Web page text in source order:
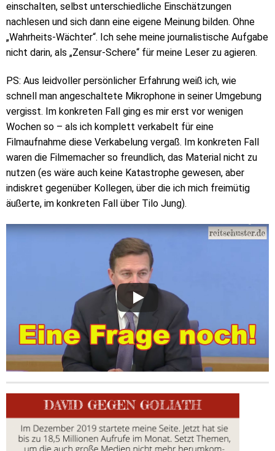
einschalten, selbst unterschiedliche Einschätzungen
nachlesen und sich dann eine eigene Meinung bilden. Ohne
„Wahrheits-Wächter“. Ich sehe meine journalistische Aufgabe
nicht darin, als „Zensur-Schere“ für meine Leser zu agieren.
PS: Aus leidvoller persönlicher Erfahrung weiß ich, wie
schnell man angeschaltete Mikrophone in seiner Umgebung
vergisst. Im konkreten Fall ging es mir erst vor wenigen
Wochen so – als ich komplett verkabelt für eine
Filmaufnahme diese Verkabelung vergaß. Im konkreten Fall
waren die Filmemacher so freundlich, das Material nicht zu
nutzen (es wäre auch keine Katastrophe gewesen, aber
indiskret gegenüber Kollegen, über die ich mich freimütig
äußerte, im konkreten Fall über Tilo Jung).